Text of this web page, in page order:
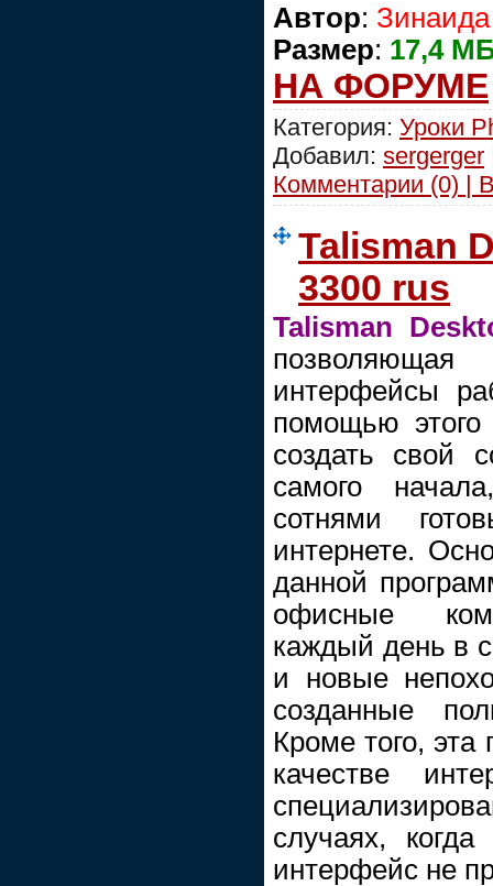
Автор:
Размер: 17,4
НА ФОРУМЕ
Категория: Уроки
Добавил: sergerger
Комментарии (0) |
Talisman
3300 rus
Talisman
интерфейсы
помощью
создать свой
самого
сотнями
интернете.
данной
офисные
каждый день в
и новые
созданные
Кроме того, эта
качестве
случаях,
интерфейс не